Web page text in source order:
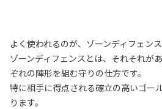
よく使われるのが、ゾーンディフェン
ゾーンディフェンスとは、それそれが
ぞれの陣形を組む守りの仕方です。
特に相手に得点される確立の高いゴー
ります。